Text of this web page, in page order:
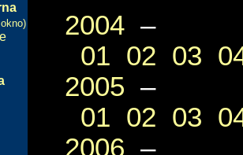
2004 –
01 02 03
2005 –
01 02 03
2006 –